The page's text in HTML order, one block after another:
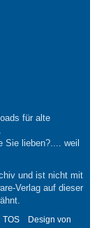
für alte
Sie lieben?.... weil
und ist nicht mit
Verlag auf dieser
TOS
Design von